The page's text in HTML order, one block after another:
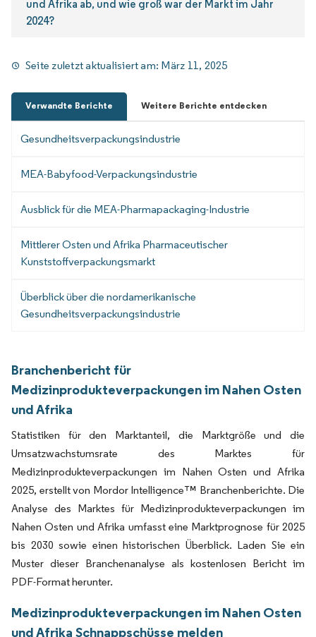
und Afrika ab, und wie groß war der Markt im Jahr
2024?
Seite zuletzt aktualisiert am: März 11, 2025
Verwandte Berichte Weitere Berichte entdecken
Gesundheitsverpackungsindustrie
MEA-Babyfood-Verpackungsindustrie
Ausblick für die MEA-Pharmapackaging-Industrie
Mittlerer Osten und Afrika Pharmaceutischer
Kunststoffverpackungsmarkt
Überblick über die nordamerikanische
Gesundheitsverpackungsindustrie
Branchenbericht für
Medizinprodukteverpackungen im Nahen Osten
und Afrika
Statistiken für den Marktanteil, die Marktgröße und die
Umsatzwachstumsrate des Marktes für
Medizinprodukteverpackungen im Nahen Osten und Afrika
2025, erstellt von Mordor Intelligence™ Branchenberichte. Die
Analyse des Marktes für Medizinprodukteverpackungen im
Nahen Osten und Afrika umfasst eine Marktprognose für 2025
bis 2030 sowie einen historischen Überblick. Laden Sie ein
Muster dieser Branchenanalyse als kostenlosen Bericht im
PDF-Format herunter.
Medizinprodukteverpackungen im Nahen Osten
und Afrika Schnappschüsse melden